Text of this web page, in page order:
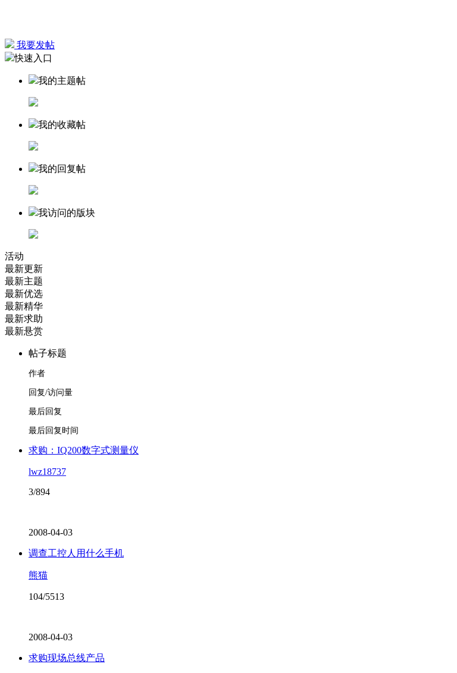
我要发帖
快速入口
我的主题帖
我的收藏帖
我的回复帖
我访问的版块
活动
最新更新
最新主题
最新优选
最新精华
最新求助
最新悬赏
帖子标题
作者
回复/访问量
最后回复
最后回复时间
求购：IQ200数字式测量仪
lwz18737
3/894
2008-04-03
调查工控人用什么手机
熊猫
104/5513
2008-04-03
求购现场总线产品